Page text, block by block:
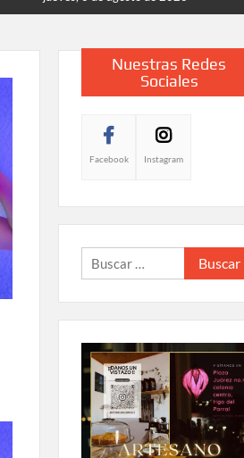
Nuestras Redes
Sociales
Facebook Instagram